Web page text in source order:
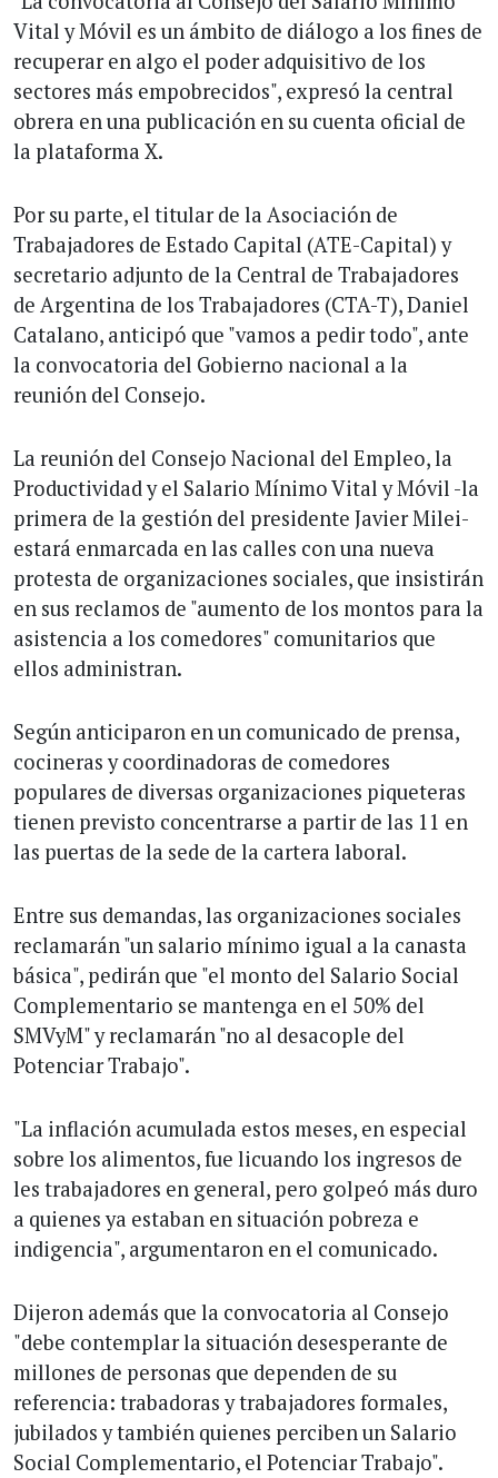
Vital y Móvil es un ámbito de diálogo a los fines de
recuperar en algo el poder adquisitivo de los
sectores más empobrecidos", expresó la central
obrera en una publicación en su cuenta oficial de
la plataforma X.
Por su parte, el titular de la Asociación de
Trabajadores de Estado Capital (ATE-Capital) y
secretario adjunto de la Central de Trabajadores
de Argentina de los Trabajadores (CTA-T), Daniel
Catalano, anticipó que "vamos a pedir todo", ante
la convocatoria del Gobierno nacional a la
reunión del Consejo.
La reunión del Consejo Nacional del Empleo, la
Productividad y el Salario Mínimo Vital y Móvil -la
primera de la gestión del presidente Javier Milei-
estará enmarcada en las calles con una nueva
protesta de organizaciones sociales, que insistirán
en sus reclamos de "aumento de los montos para la
asistencia a los comedores" comunitarios que
ellos administran.
Según anticiparon en un comunicado de prensa,
cocineras y coordinadoras de comedores
populares de diversas organizaciones piqueteras
tienen previsto concentrarse a partir de las 11 en
las puertas de la sede de la cartera laboral.
Entre sus demandas, las organizaciones sociales
reclamarán "un salario mínimo igual a la canasta
básica", pedirán que "el monto del Salario Social
Complementario se mantenga en el 50% del
SMVyM" y reclamarán "no al desacople del
Potenciar Trabajo".
"La inflación acumulada estos meses, en especial
sobre los alimentos, fue licuando los ingresos de
les trabajadores en general, pero golpeó más duro
a quienes ya estaban en situación pobreza e
indigencia", argumentaron en el comunicado.
Dijeron además que la convocatoria al Consejo
"debe contemplar la situación desesperante de
millones de personas que dependen de su
referencia: trabadoras y trabajadores formales,
jubilados y también quienes perciben un Salario
Social Complementario, el Potenciar Trabajo".